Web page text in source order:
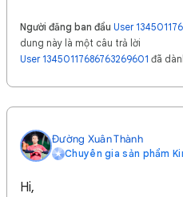
Người đăng ban đầu User
dung này là một câu trả lời
User 13450117686763269601 đã
Đường Xuân Thành
Chuyên gia sản phẩm
Hi,